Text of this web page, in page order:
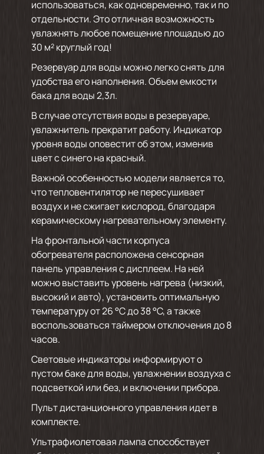
использоваться, как одновременно, так и по
отдельности. Это отличная возможность
увлажнять любое помещение площадью до
30 м² круглый год!
Резервуар для воды можно легко снять для
удобства его наполнения. Объем емкости
бака для воды 2,3л.
В случае отсутствия воды в резервуаре,
увлажнитель прекратит работу. Индикатор
уровня воды оповестит об этом, изменив
цвет с синего на красный.
Важной особенностью модели является то,
что тепловентилятор не пересушивает
воздух и не сжигает кислород, благодаря
керамическому нагревательному элементу.
На фронтальной части корпуса
обогревателя расположена сенсорная
панель управления с дисплеем. На ней
можно выставить уровень нагрева (низкий,
высокий и авто), установить оптимальную
температуру от 26 °С до 38 °С, а также
воспользоваться таймером отключения до 8
часов.
Световые индикаторы информируют о
пустом баке для воды, увлажнении воздуха с
подсветкой или без, и включении прибора.
Пульт дистанционного управления идет в
комплекте.
Ультрафиолетовая лампа способствует